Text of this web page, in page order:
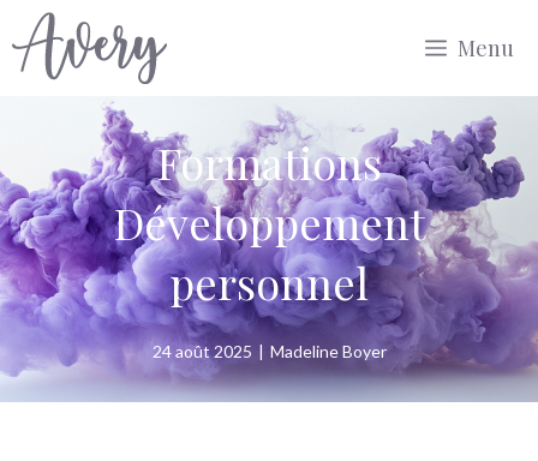
Aller
au
Menu
Formations
Développement
personnel
24 août 2025 | Madeline Boyer